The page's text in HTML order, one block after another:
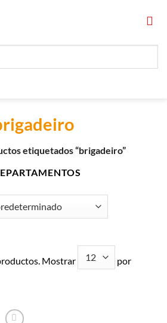
etiquetados “brigadeiro”
Mostrar por